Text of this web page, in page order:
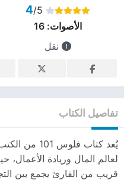
4/5
الأصوات:16
نقل
تفاصيل الكتاب
يُعد كتاب
لعالم المال وريادة
قريب من القارئ يجمع بين